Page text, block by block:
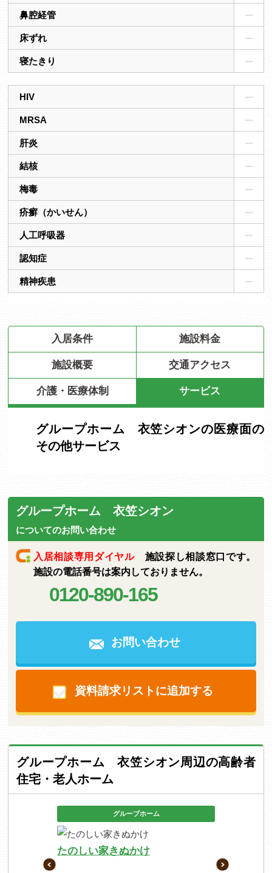
鼻腔経管
床ずれ
寝たきり
HIV
MRSA
肝炎
結核
梅毒
疥癬（かいせん）
人工呼吸器
認知症
精神疾患
入居条件 施設料金
施設概要 交通アクセス
介護・医療体制 サービス
グループホーム 衣笠シオンの医療面の
その他サービス
グループホーム 衣笠シオン
についてのお問い合わせ
入居相談専用ダイヤル施設探し相談窓口です。
施設の電話番号は案内しておりません。
0120-890-165
お問い合わせ
資料請求リストに追加する
グループホーム 衣笠シオン周辺の高齢者
住宅・老人ホーム
グループホーム
たのしい家きぬかけ